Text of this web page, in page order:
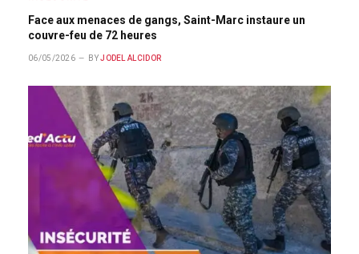
Face aux menaces de gangs, Saint-Marc instaure un
couvre-feu de 72 heures
06/05/2026 BY JODEL ALCIDOR